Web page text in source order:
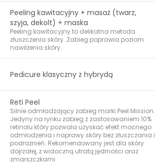
Peeling kawitacyjny + masaż (twarz,
szyja, dekolt) + maska
Peeling kawitacyjny to delikatna metoda
złuszczenia skóry. Zabieg poprawia poziom
nawilżenia skóry.
Pedicure klasyczny z hybrydą
Reti Peel
Silnie odmładzający zabieg marki Peel Mission.
Jedyny na rynku zabieg z zastosowaniem 10%
retinolu który pozwala uzyskać efekt mocnego
odmłodzenia i naprawy skóry bez złuszczania i
podrażnień. Rekomendowany jest dla skóry
dojrzałej, z widoczną utratą jędrności oraz
zmarszczkami.